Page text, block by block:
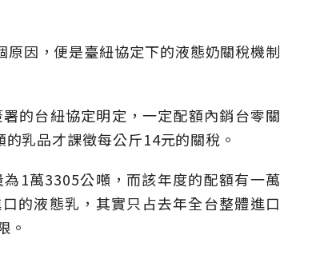
因，便是臺紐協定下的液態奶關稅機制
的台紐協定明定，一定配額內銷台零關
乳品才課徵每公斤14元的關稅。
1萬3305公噸，而該年度的配額有一萬
的液態乳，其實只占去年全台整體進口
。